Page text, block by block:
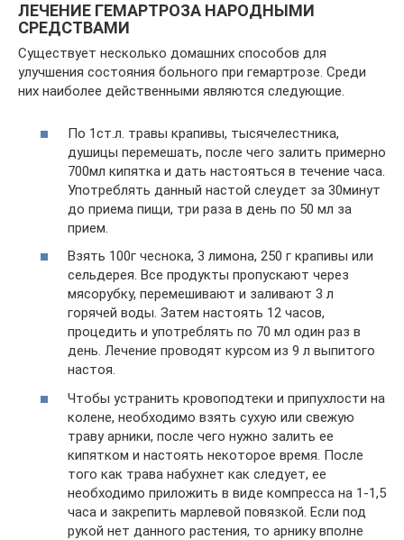
ЛЕЧЕНИЕ ГЕМАРТРОЗА НАРОДНЫМИ
СРЕДСТВАМИ
Существует несколько домашних способов для
улучшения состояния больного при гемартрозе. Среди
них наиболее действенными являются следующие.
По 1ст.л. травы крапивы, тысячелестника,
душицы перемешать, после чего залить примерно
700мл кипятка и дать настояться в течение часа.
Употреблять данный настой слеудет за 30минут
до приема пищи, три раза в день по 50 мл за
прием.
Взять 100г чеснока, 3 лимона, 250 г крапивы или
сельдерея. Все продукты пропускают через
мясорубку, перемешивают и заливают 3 л
горячей воды. Затем настоять 12 часов,
процедить и употреблять по 70 мл один раз в
день. Лечение проводят курсом из 9 л выпитого
настоя.
Чтобы устранить кровоподтеки и припухлости на
колене, необходимо взять сухую или свежую
траву арники, после чего нужно залить ее
кипятком и настоять некоторое время. После
того как трава набухнет как следует, ее
необходимо приложить в виде компресса на 1-1,5
часа и закрепить марлевой повязкой. Если под
рукой нет данного растения, то арнику вполне